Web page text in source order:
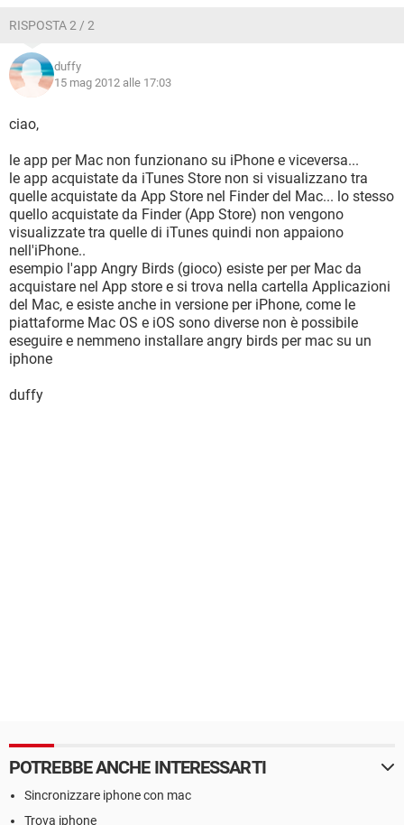
RISPOSTA 2 / 2
duffy
15 mag 2012 alle 17:03
ciao,
le app per Mac non funzionano su iPhone e viceversa...
le app acquistate da iTunes Store non si visualizzano tra
quelle acquistate da App Store nel Finder del Mac... lo stesso
quello acquistate da Finder (App Store) non vengono
visualizzate tra quelle di iTunes quindi non appaiono
nell'iPhone..
esempio l'app Angry Birds (gioco) esiste per per Mac da
acquistare nel App store e si trova nella cartella Applicazioni
del Mac, e esiste anche in versione per iPhone, come le
piattaforme Mac OS e iOS sono diverse non è possibile
eseguire e nemmeno installare angry birds per mac su un
iphone
duffy
POTREBBE ANCHE INTERESSARTI
Sincronizzare iphone con mac
Trova iphone